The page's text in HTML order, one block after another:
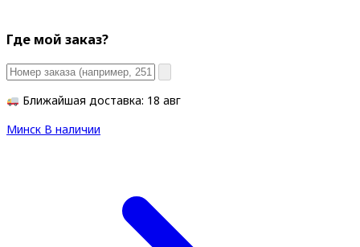
Где мой заказ?
Ближайшая доставка: 18 авг
Минск В наличии